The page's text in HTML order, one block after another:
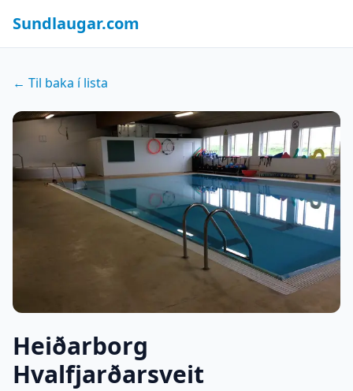
Sundlaugar.com
← Til baka í lista
Heiðarborg
Hvalfjarðarsveit